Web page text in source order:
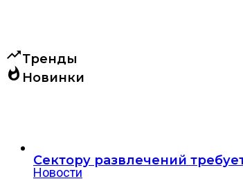
trending_upТренды
whatshot Новинки
Сектору развлечений
Новости